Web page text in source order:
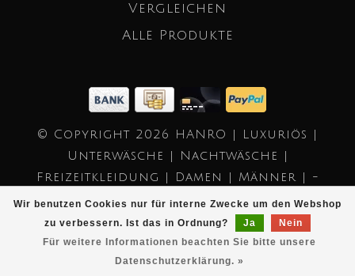
Wir benutzen Cookies nur für interne Zwecke um den Webshop
zu verbessern. Ist das in Ordnung?
Ja
Nein
Für weitere Informationen beachten Sie bitte unsere
Datenschutzerklärung. »
Vergleichen
Alle Produkte
© Copyright 2026 HANRO | Luxuriös |
Unterwäsche | Nachtwäsche |
Freizeitkleidung | Damen | Männer | -
Powered by
Lightspeed
- Theme by
Dyvelopment